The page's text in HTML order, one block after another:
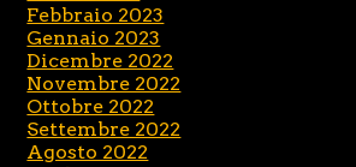
Febbraio 2023
Gennaio 2023
Dicembre 2022
Novembre 2022
Ottobre 2022
Settembre 2022
Agosto 2022